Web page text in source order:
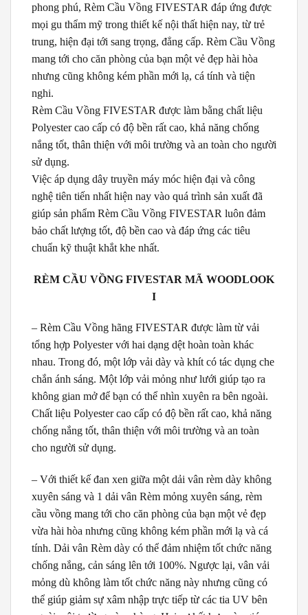
phong phú, Rèm Cầu Vồng FIVESTAR đáp ứng được
mọi gu thẩm mỹ trong thiết kế nội thất hiện nay, từ trẻ
trung, hiện đại tới sang trọng, đẳng cấp. Rèm Cầu Vồng
mang tới cho căn phòng của bạn một vẻ đẹp hài hòa
nhưng cũng không kém phần mới lạ, cá tính và tiện
nghi.
Rèm Cầu Vồng FIVESTAR được làm bằng chất liệu
Polyester cao cấp có độ bền rất cao, khả năng chống
nắng tốt, thân thiện với môi trường và an toàn cho người
sử dụng.
Việc áp dụng dây truyền máy móc hiện đại và công
nghệ tiên tiến nhất hiện nay vào quá trình sản xuất đã
giúp sản phẩm Rèm Cầu Vồng FIVESTAR luôn đảm
bảo chất lượng tốt, độ bền cao và đáp ứng các tiêu
chuẩn kỹ thuật khắt khe nhất.
RÈM CẦU VỒNG FIVESTAR MÃ WOODLOOK
I
– Rèm Cầu Vồng hãng FIVESTAR được làm từ vải
tổng hợp Polyester với hai dạng dệt hoàn toàn khác
nhau. Trong đó, một lớp vải dày và khít có tác dụng che
chắn ánh sáng. Một lớp vải mỏng như lưới giúp tạo ra
không gian mở để bạn có thể nhìn xuyên ra bên ngoài.
Chất liệu Polyester cao cấp có độ bền rất cao, khả năng
chống nắng tốt, thân thiện với môi trường và an toàn
cho người sử dụng.
– Với thiết kế đan xen giữa một dải vân rèm dày không
xuyên sáng và 1 dải vân Rèm mỏng xuyên sáng, rèm
cầu vồng mang tới cho căn phòng của bạn một vẻ đẹp
vừa hài hòa nhưng cũng không kém phần mới lạ và cá
tính. Dải vân Rèm dày có thể đảm nhiệm tốt chức năng
chống nắng, cản sáng lên tới 100%. Ngược lại, vân vải
mỏng dù không làm tốt chức năng này nhưng cũng có
thể giúp giảm sự xâm nhập trực tiếp từ các tia UV bên